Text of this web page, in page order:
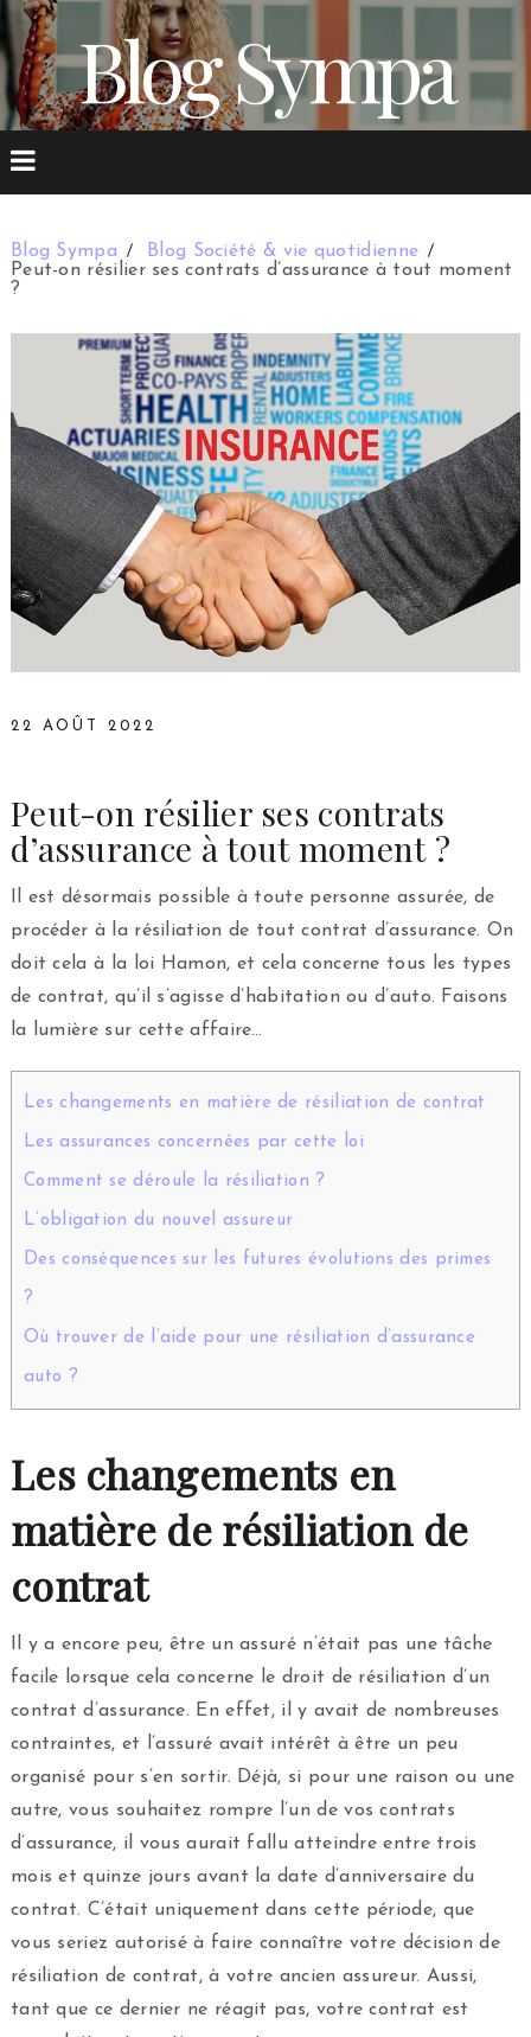
Blog Sympa
Blog Sympa
Blog Société & vie quotidienne
Peut-on résilier ses contrats d’assurance à tout moment
?
22 AOÛT 2022
Peut-on résilier ses contrats
d’assurance à tout moment ?
Il est désormais possible à toute personne assurée, de
procéder à la résiliation de tout contrat d’assurance. On
doit cela à la loi Hamon, et cela concerne tous les types
de contrat, qu’il s’agisse d’habitation ou d’auto. Faisons
la lumière sur cette affaire…
Les changements en matière de résiliation de contrat
Les assurances concernées par cette loi
Comment se déroule la résiliation ?
L’obligation du nouvel assureur
Des conséquences sur les futures évolutions des primes
?
Où trouver de l’aide pour une résiliation d’assurance
auto ?
Les changements en
matière de résiliation de
contrat
Il y a encore peu, être un assuré n’était pas une tâche
facile lorsque cela concerne le droit de résiliation d’un
contrat d’assurance. En effet, il y avait de nombreuses
contraintes, et l’assuré avait intérêt à être un peu
organisé pour s’en sortir. Déjà, si pour une raison ou une
autre, vous souhaitez rompre l’un de vos contrats
d’assurance, il vous aurait fallu atteindre entre trois
mois et quinze jours avant la date d’anniversaire du
contrat. C’était uniquement dans cette période, que
vous seriez autorisé à faire connaître votre décision de
résiliation de contrat, à votre ancien assureur. Aussi,
tant que ce dernier ne réagit pas, votre contrat est